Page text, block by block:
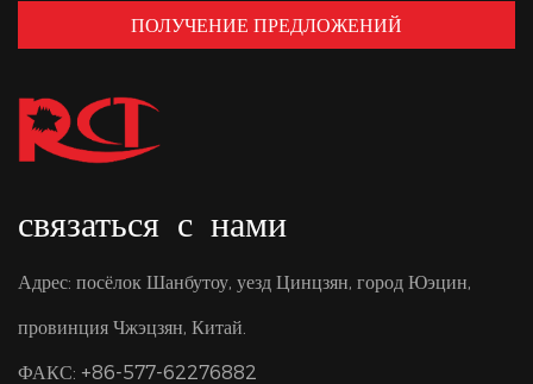
ПОЛУЧЕНИЕ ПРЕДЛОЖЕНИЙ
связаться с нами
Адрес: посёлок Шанбутоу, уезд Цинцзян, город Юэцин,
провинция Чжэцзян, Китай.
ФАКС: +86-577-62276882